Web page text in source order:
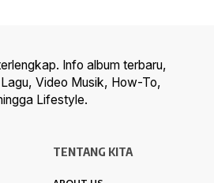
Info album terbaru,
Video Musik, How-To,
Lifestyle.
TENTANG KITA